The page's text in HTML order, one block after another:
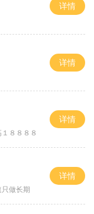
详情
详情
８８８８
详情
做长期
详情